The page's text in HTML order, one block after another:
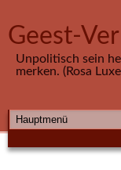
Geest-
Unpolitisch sein
merken. (Rosa
HAUPTMENÜ